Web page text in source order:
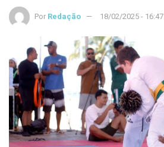
Por Redação 18/02/2025 - 16:47